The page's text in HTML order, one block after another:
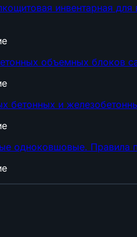
инвентарная
объемных блоков
и
одноковшовые. Правила